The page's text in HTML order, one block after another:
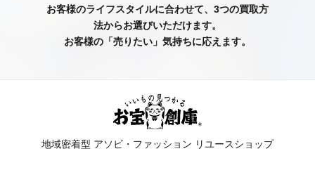
お客様のライフスタイルに合わせて、3つの買取方
法からお選びいただけます。
お客様の「売りたい」気持ちに応えます。
地域密着型 アソビ・ファッション リユースショップ